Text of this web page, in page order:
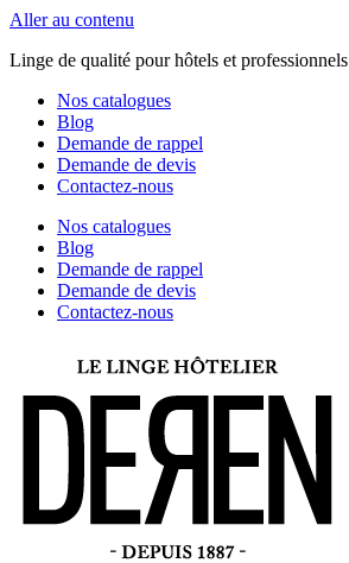
Aller au contenu
Linge de qualité pour hôtels et professionnels
Nos catalogues
Blog
Demande de rappel
Demande de devis
Contactez-nous
Nos catalogues
Blog
Demande de rappel
Demande de devis
Contactez-nous